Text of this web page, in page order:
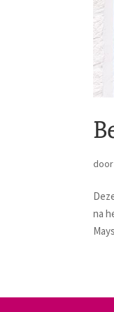
door
na